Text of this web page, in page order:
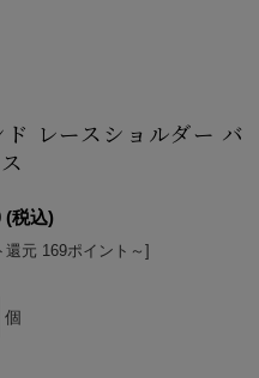
レースショルダー バ
(税込)
還元 169ポイント～]
個